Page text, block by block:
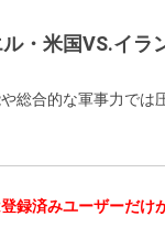
・米国VS.イラ
総合的な軍事力では
録済みユーザーだけ